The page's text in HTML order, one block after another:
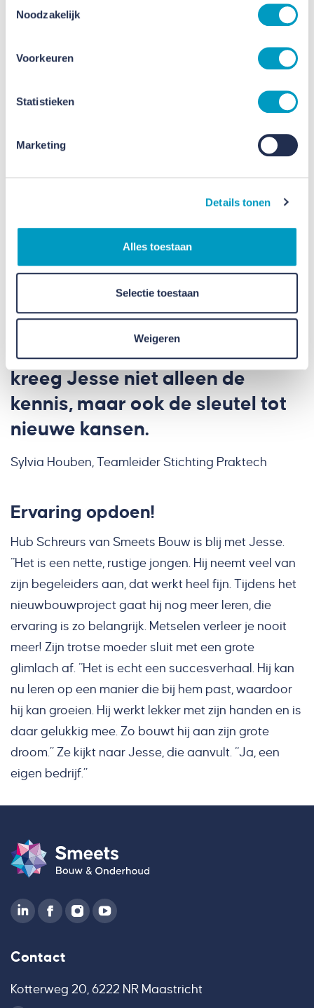
Noodzakelijk
Voorkeuren
Statistieken
Marketing
Details tonen
Alles toestaan
Selectie toestaan
Weigeren
in het reguliere onderwijs. Die verbinding en de
goede begeleiding zorgden ervoor dat Jesse bij
enthousiast. “Ik moest wel even wennen aan nieuwe
mensen en een nieuwe omgeving. Gelukkig had ik
een klik met mijn begeleider John, dat is heel fijn. Ik
heb leren metselen en ben via Podium24 aan het
werk gegaan bij Smeets Bouw. In februari start een
nieuwbouwproject voor mijn oude basisschool,
Door de krachten te bundelen
kreeg Jesse niet alleen de
kennis, maar ook de sleutel tot
nieuwe kansen.
Sylvia Houben, Teamleider Stichting Praktech
Ervaring opdoen!
Hub Schreurs van Smeets Bouw is blij met Jesse.
“Het is een nette, rustige jongen. Hij neemt veel van
zijn begeleiders aan, dat werkt heel fijn. Tijdens het
nieuwbouwproject gaat hij nog meer leren, die
ervaring is zo belangrijk. Metselen verleer je nooit
meer! Zijn trotse moeder sluit met een grote
glimlach af. “Het is echt een succesverhaal. Hij kan
nu leren op een manier die bij hem past, waardoor
hij kan groeien. Hij werkt lekker met zijn handen en is
daar gelukkig mee. Zo bouwt hij aan zijn grote
droom.” Ze kijkt naar Jesse, die aanvult. “Ja, een
eigen bedrijf.”
Contact
Kotterweg 20, 6222 NR Maastricht